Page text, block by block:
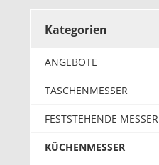
Kategorien
ANGEBOTE
TASCHENMESSER
FESTSTEHENDE MESSER
KÜCHENMESSER